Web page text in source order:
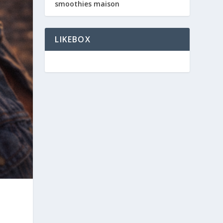
smoothies maison
LIKEBOX